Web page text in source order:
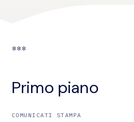
***
Primo piano
COMUNICATI STAMPA